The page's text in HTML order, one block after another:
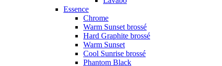
Essence
Chrome
Warm Sunset brossé
Hard Graphite brossé
Warm Sunset
Cool Sunrise brossé
Phantom Black